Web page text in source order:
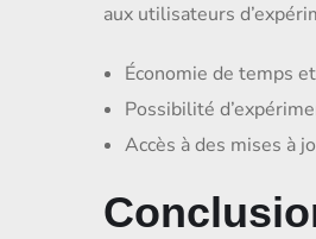
aux utilisateurs
Économie de temps
Possibilité
Accès à des mises à